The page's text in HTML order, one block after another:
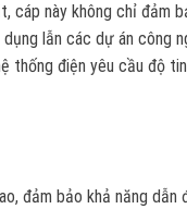
cáp này không chỉ đảm
lẫn các dự án công
điện yêu cầu độ
đảm bảo khả năng dẫn